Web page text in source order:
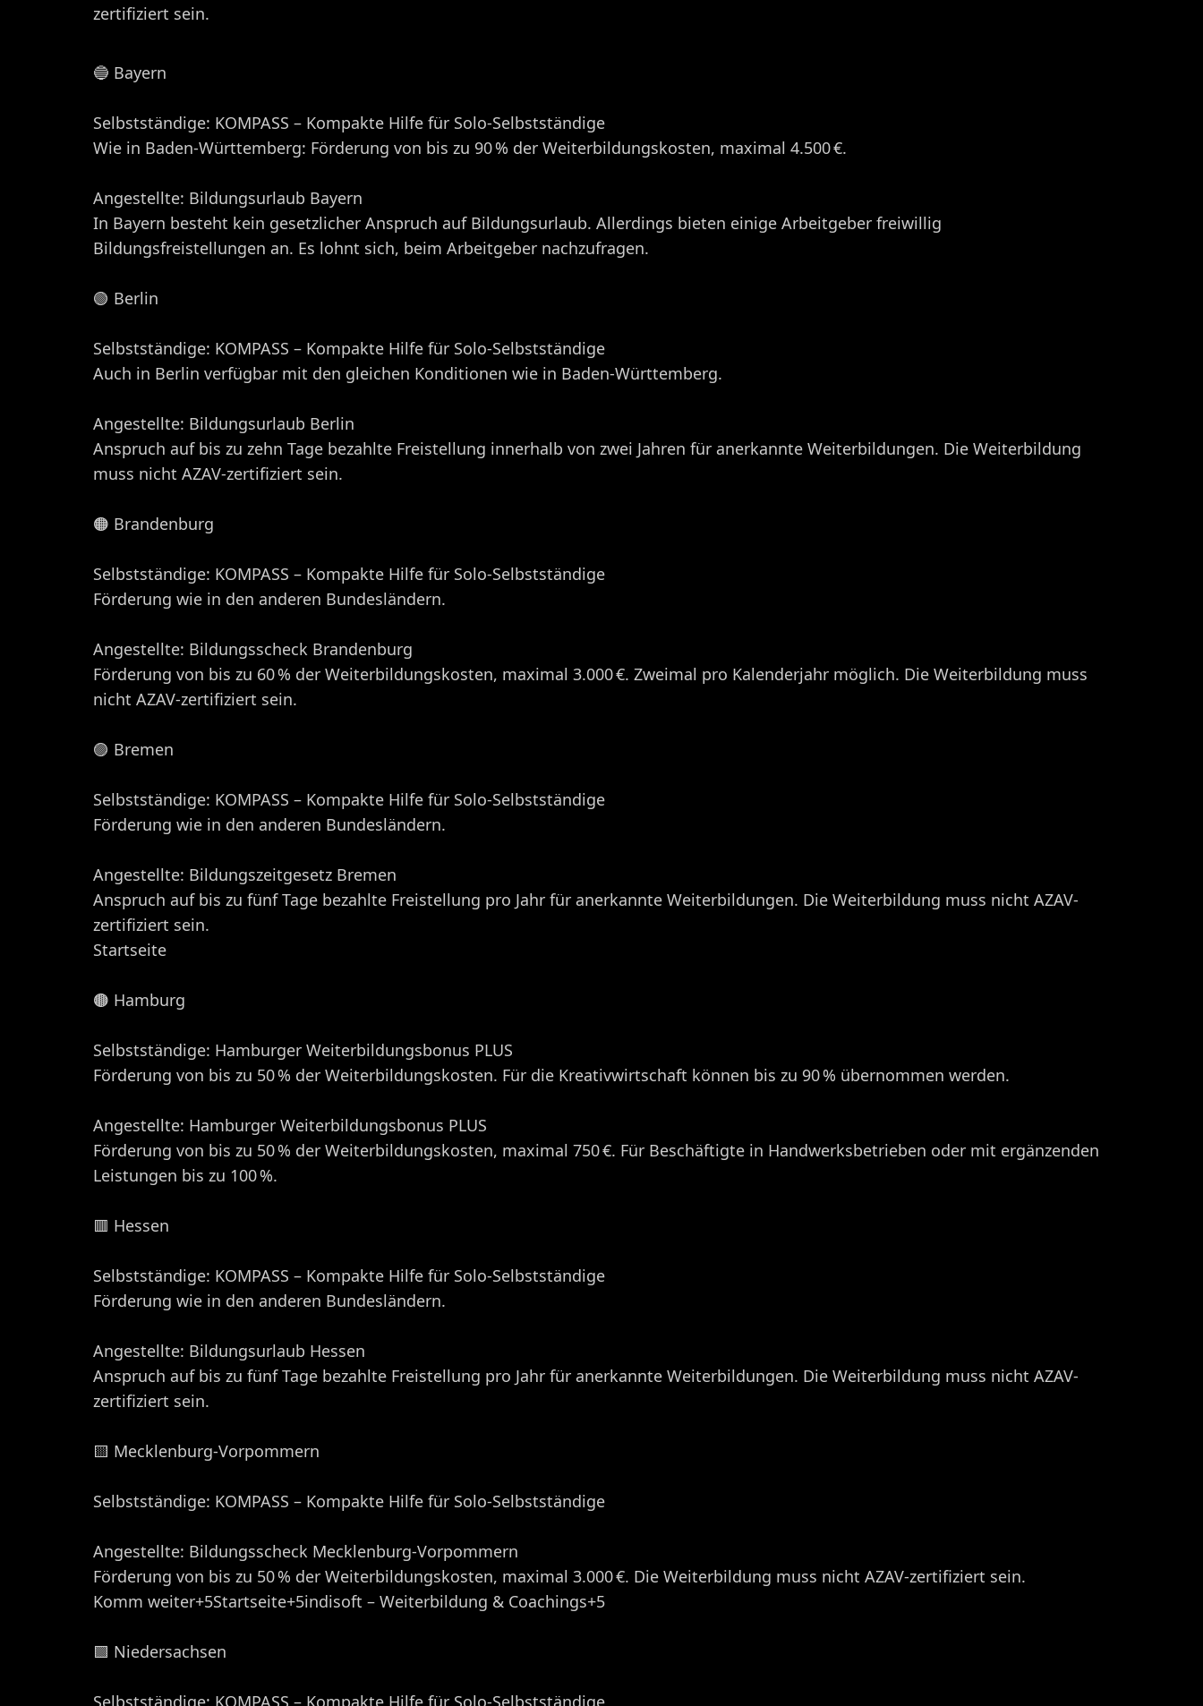
zertifiziert sein.​
🔵 Bayern
Selbstständige: KOMPASS – Kompakte Hilfe für Solo-Selbstständige
Wie in Baden-Württemberg: Förderung von bis zu 90 % der Weiterbildungskosten, maximal 4.500 €. ​
Angestellte: Bildungsurlaub Bayern
In Bayern besteht kein gesetzlicher Anspruch auf Bildungsurlaub. Allerdings bieten einige Arbeitgeber freiwillig
Bildungsfreistellungen an. Es lohnt sich, beim Arbeitgeber nachzufragen.​
🟢 Berlin
Selbstständige: KOMPASS – Kompakte Hilfe für Solo-Selbstständige
Auch in Berlin verfügbar mit den gleichen Konditionen wie in Baden-Württemberg. ​
Angestellte: Bildungsurlaub Berlin
Anspruch auf bis zu zehn Tage bezahlte Freistellung innerhalb von zwei Jahren für anerkannte Weiterbildungen. Die Weiterbildung
muss nicht AZAV-zertifiziert sein.​
🟠 Brandenburg
Selbstständige: KOMPASS – Kompakte Hilfe für Solo-Selbstständige
Förderung wie in den anderen Bundesländern. ​
Angestellte: Bildungsscheck Brandenburg
Förderung von bis zu 60 % der Weiterbildungskosten, maximal 3.000 €. Zweimal pro Kalenderjahr möglich. Die Weiterbildung muss
nicht AZAV-zertifiziert sein. ​
🟣 Bremen
Selbstständige: KOMPASS – Kompakte Hilfe für Solo-Selbstständige
Förderung wie in den anderen Bundesländern. ​
Angestellte: Bildungszeitgesetz Bremen
Anspruch auf bis zu fünf Tage bezahlte Freistellung pro Jahr für anerkannte Weiterbildungen. Die Weiterbildung muss nicht AZAV-
zertifiziert sein.​
Startseite
🟤 Hamburg
Selbstständige: Hamburger Weiterbildungsbonus PLUS
Förderung von bis zu 50 % der Weiterbildungskosten. Für die Kreativwirtschaft können bis zu 90 % übernommen werden. ​
Angestellte: Hamburger Weiterbildungsbonus PLUS
Förderung von bis zu 50 % der Weiterbildungskosten, maximal 750 €. Für Beschäftigte in Handwerksbetrieben oder mit ergänzenden
Leistungen bis zu 100 %. ​
🟥 Hessen
Selbstständige: KOMPASS – Kompakte Hilfe für Solo-Selbstständige
Förderung wie in den anderen Bundesländern. ​
Angestellte: Bildungsurlaub Hessen
Anspruch auf bis zu fünf Tage bezahlte Freistellung pro Jahr für anerkannte Weiterbildungen. Die Weiterbildung muss nicht AZAV-
zertifiziert sein.​
🟨 Mecklenburg-Vorpommern
Selbstständige: KOMPASS – Kompakte Hilfe für Solo-Selbstständige
Angestellte: Bildungsscheck Mecklenburg-Vorpommern
Förderung von bis zu 50 % der Weiterbildungskosten, maximal 3.000 €. Die Weiterbildung muss nicht AZAV-zertifiziert sein. ​
Komm weiter+5Startseite+5indisoft – Weiterbildung & Coachings+5
🟩 Niedersachsen
Selbstständige: KOMPASS – Kompakte Hilfe für Solo-Selbstständige